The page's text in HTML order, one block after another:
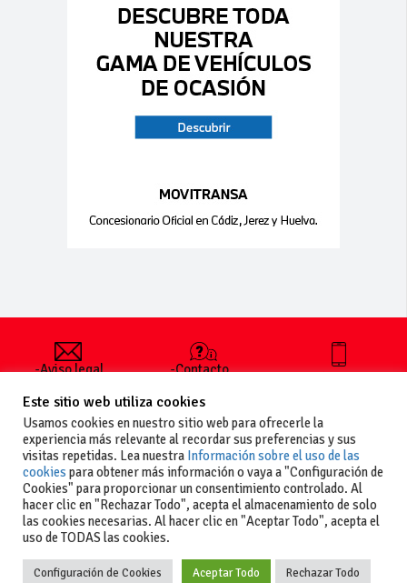
-Aviso legal
generales
de uso
-Política de
privacidad
-Política de
cookies
-Contacto
publicar un
anuncio
-Vende+
+34 627 35
Este sitio web utiliza cookies
Usamos cookies en nuestro sitio web para ofrecerle la
experiencia más relevante al recordar sus preferencias y sus
visitas repetidas. Lea nuestra Información sobre el uso de las
cookies para obtener más información o vaya a "Configuración de
Cookies" para proporcionar un consentimiento controlado. Al
hacer clic en "Rechazar Todo", acepta el almacenamiento de solo
las cookies necesarias. Al hacer clic en "Aceptar Todo", acepta el
uso de TODAS las cookies.
Configuración de Cookies Aceptar Todo Rechazar Todo